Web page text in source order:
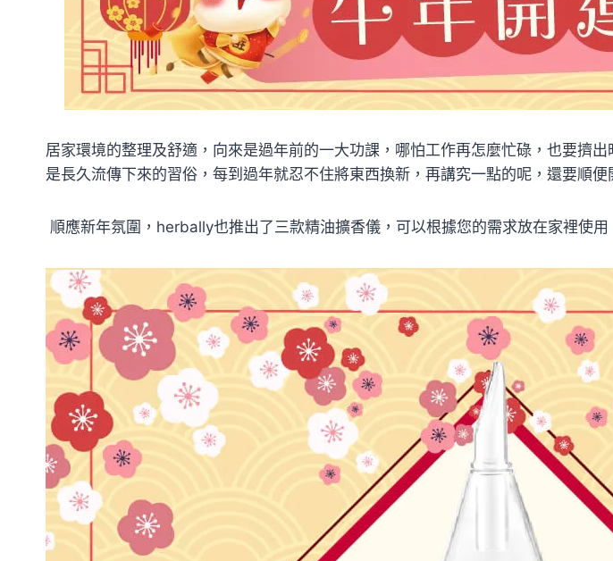
居家環境的整理及舒適，向來是過年前的一大功課，哪怕工作再怎麼忙碌，也要擠
是長久流傳下來的習俗，每到過年就忍不住將東西換新，再講究一點的呢，還要順
順應新年氛圍，herbally也推出了三款精油擴香儀，可以根據您的需求放在家裡使